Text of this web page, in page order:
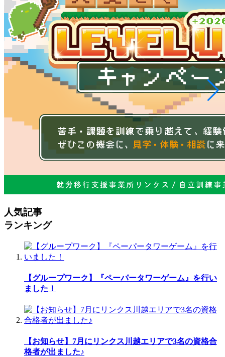
人気記事
ランキング
【グループワーク】『ペーパータワーゲーム』を行い
ました！
【お知らせ】7月にリンクス川越エリアで3名の資格合
格者が出ました♪